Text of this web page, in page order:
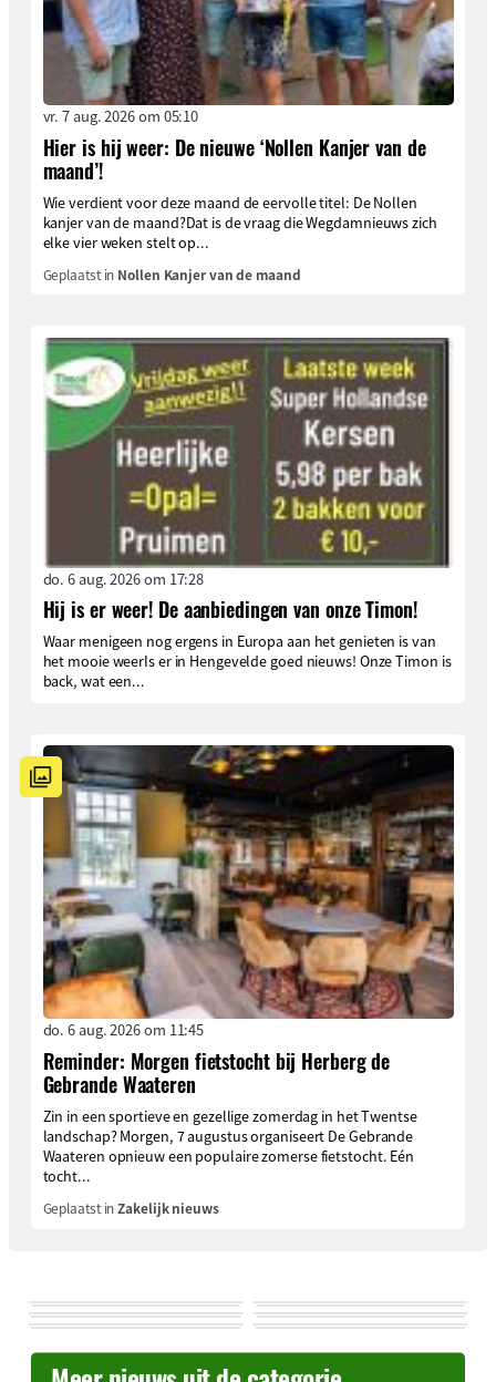
vr. 7 aug. 2026 om 05:10
Hier is hij weer: De nieuwe ‘Nollen Kanjer van de
maand’!
Wie verdient voor deze maand de eervolle titel: De Nollen
kanjer van de maand?Dat is de vraag die Wegdamnieuws zich
elke vier weken stelt op...
Geplaatst in Nollen Kanjer van de maand
do. 6 aug. 2026 om 17:28
Hij is er weer! De aanbiedingen van onze Timon!
Waar menigeen nog ergens in Europa aan het genieten is van
het mooie weerIs er in Hengevelde goed nieuws! Onze Timon is
back, wat een...
do. 6 aug. 2026 om 11:45
Reminder: Morgen fietstocht bij Herberg de
Gebrande Waateren
Zin in een sportieve en gezellige zomerdag in het Twentse
landschap? Morgen, 7 augustus organiseert De Gebrande
Waateren opnieuw een populaire zomerse fietstocht. Eén
tocht...
Geplaatst inZakelijk nieuws